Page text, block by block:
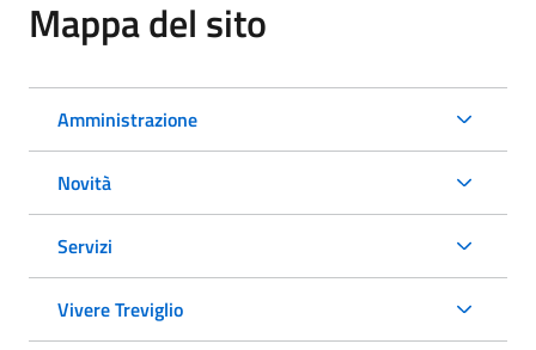
Mappa del sito
Amministrazione
Novità
Servizi
Vivere Treviglio